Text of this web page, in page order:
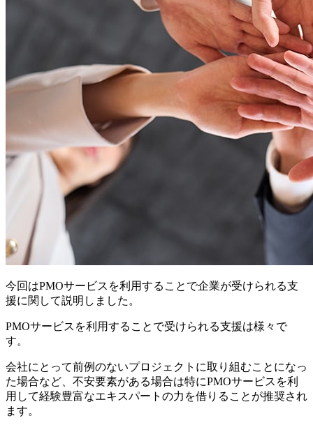
今回はPMOサービスを利用することで企業が受けられる支
援に関して説明しました。
PMOサービスを利用することで受けられる支援は様々で
す。
会社にとって前例のないプロジェクトに取り組むことになっ
た場合など、不安要素がある場合は特にPMOサービスを利
用して経験豊富なエキスパートの力を借りることが推奨され
ます。